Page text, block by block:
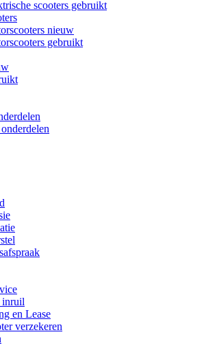
scooters gebruikt
nieuw
gebruikt
inruil
en Lease
verzekeren